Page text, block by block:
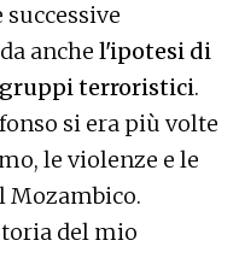
anche l'ipotesi di
terroristici.
si era più volte
le violenze e le
del mio